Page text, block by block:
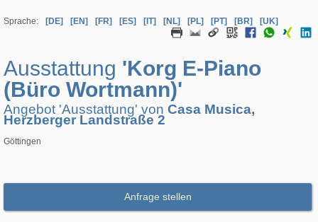
Sprache: [DE] [EN] [FR] [ES] [IT] [NL] [PL] [PT] [BR] [UK]
Ausstattung 'Korg E-Piano
(Büro Wortmann)'
Angebot 'Ausstattung' von Casa Musica,
Herzberger Landstraße 2
Göttingen
Anfrage stellen